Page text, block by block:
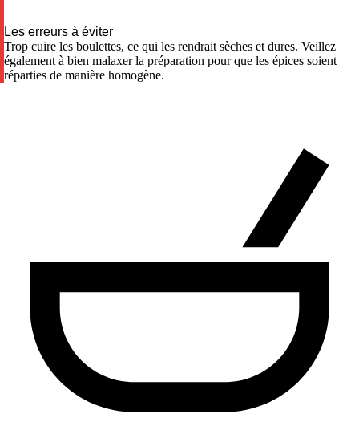
Les erreurs à éviter
Trop cuire les boulettes, ce qui les rendrait sèches et dures. Veillez
également à bien malaxer la préparation pour que les épices soient
réparties de manière homogène.